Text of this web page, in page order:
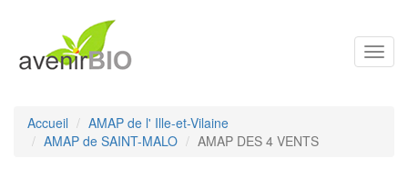
Accueil
AMAP de l' Ille-et-Vilaine
AMAP de SAINT-MALO
AMAP DES 4 VENTS